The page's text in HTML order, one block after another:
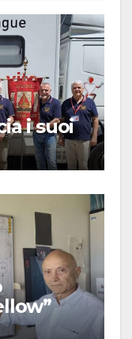
i suoi